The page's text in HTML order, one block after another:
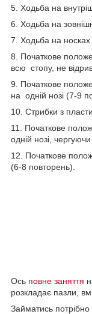
5. Ходьба на
6. Ходьба на
7. Ходьба на носках
8. Початкове
всю стопу, не
9. Початкове
на одній нозі (7-9
10. Стрибки з
11. Початкове
одній нозі,
12. Початкове
(6-8 повторень).
Ось повне заняття
розкладає пазли,
Займатись